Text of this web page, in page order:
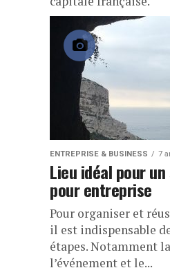
ENTREPRISE & BUSINESS 7
Lieu idéal pour
pour entreprise
Pour organiser et
il est indispensable
étapes. Notamment
l’événement et le...